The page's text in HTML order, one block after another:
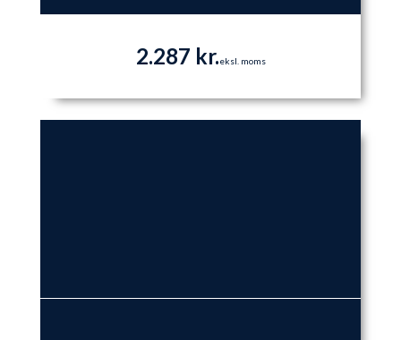
2.287 kr.eksl. moms